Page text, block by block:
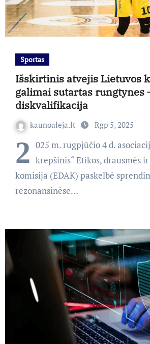
Sportas
Išskirtinis atvejis Lietuvos
galimai sutartas rungtynes
diskvalifikacija
kaunoaleja.lt Rgp 5, 2025
2 025 m. rugpjūčio 4 d.
krepšinis“ Etikos, drausmės
komisija (EDAK) paskelbė
rezonansinėse…